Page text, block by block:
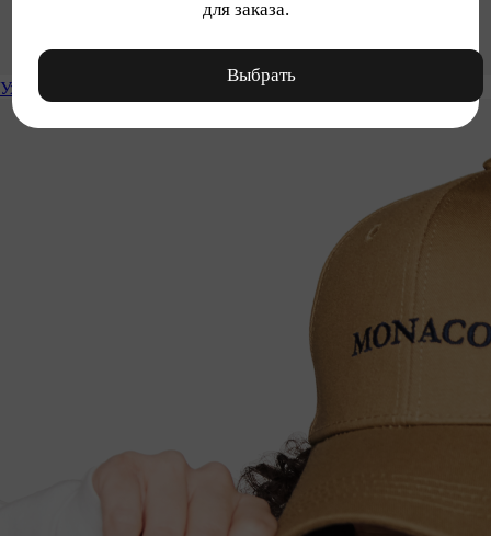
Уход
для заказа.
Выбрать